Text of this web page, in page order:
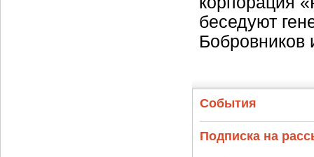
беседуют
События
Подписка на